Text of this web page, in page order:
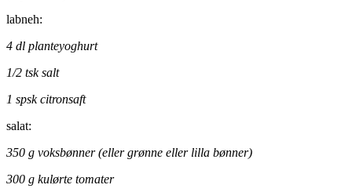
labneh:
4 dl planteyoghurt
1/2 tsk salt
1 spsk citronsaft
salat:
350 g voksbønner (eller grønne eller lilla bønner)
300 g kulørte tomater